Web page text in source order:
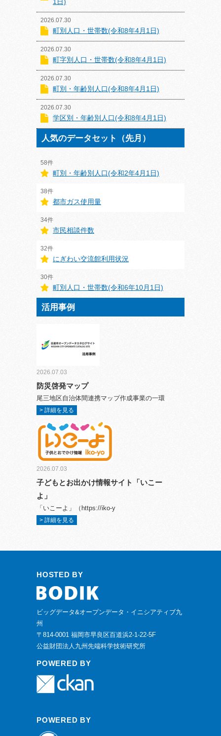
2026.07.30
町別人口・世帯数(令和8年4月1日)
2026.07.30
町字別人口・世帯数(令和8年4月1日)
2026.07.30
町別・年齢別人口(令和8年4月1日)
2026.07.30
学区別・年齢別人口(令和8年4月1日)
人気のデータセット（先月）
58件
町別・年齢別人口(令和2年4月1日)
38件
都市ガス使用量
34件
市民相談件数
32件
にぎわい交流館利用状況
30件
町別人口・世帯数(令和6年10月1日)
活用事例
2026.07.03
防災啓発マップ
尾三地区自治体間連携マップ作成事業の一環
> 詳細を見る
2026.07.03
子どもとお出かけ情報サイト「いこー
よ」
「いこーよ」（https://iko-y
> 詳細を見る
HOSTED BY
ビッグデータ&オープンデータ・イニシアティブ九
州
〒814-0001 福岡市早良区百道浜2-1-22-5F
公益財団法人九州先端科学技術研究所
POWERED BY
POWERED BY